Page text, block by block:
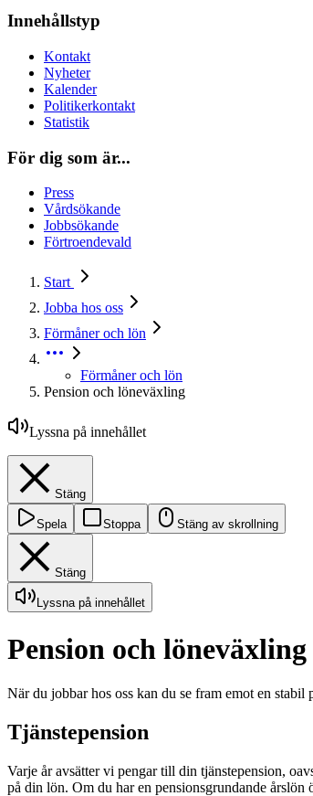
Innehållstyp
Kontakt
Nyheter
Kalender
Politikerkontakt
Statistik
För dig som är...
Press
Vårdsökande
Jobbsökande
Förtroendevald
Start
Jobba hos oss
Förmåner och lön
Förmåner och lön
Pension och löneväxling
Lyssna på innehållet
Stäng
Spela Stoppa Stäng av skrollning
Stäng
Lyssna på innehållet
Pension och löneväxling
När du jobbar hos oss kan du se fram emot en
Tjänstepension
Varje år avsätter vi pengar till din tjänstepension,
på din lön. Om du har en pensionsgrundande